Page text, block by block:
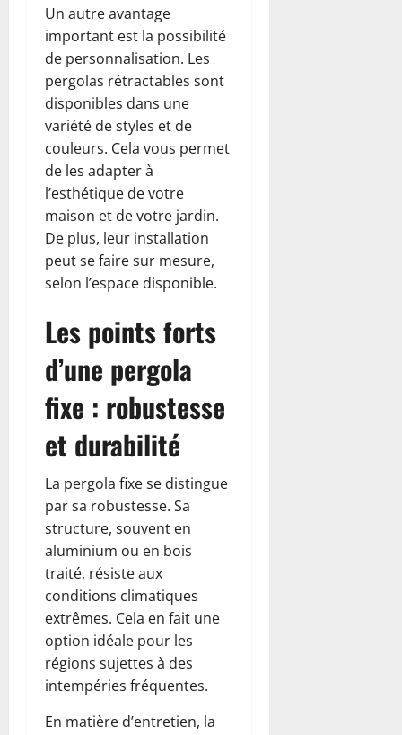
Un autre avantage
important est la possibilité
de personnalisation. Les
pergolas rétractables sont
disponibles dans une
variété de styles et de
couleurs. Cela vous permet
de les adapter à
l’esthétique de votre
maison et de votre jardin.
De plus, leur installation
peut se faire sur mesure,
selon l’espace disponible.
Les points forts
d’une pergola
fixe : robustesse
et durabilité
La pergola fixe se distingue
par sa robustesse. Sa
structure, souvent en
aluminium ou en bois
traité, résiste aux
conditions climatiques
extrêmes. Cela en fait une
option idéale pour les
régions sujettes à des
intempéries fréquentes.
En matière d’entretien, la